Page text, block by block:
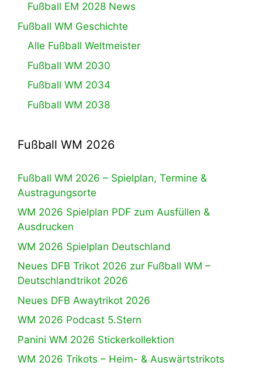
Fußball EM 2028 News
Fußball WM Geschichte
Alle Fußball Weltmeister
Fußball WM 2030
Fußball WM 2034
Fußball WM 2038
Fußball WM 2026
Fußball WM 2026 – Spielplan, Termine &
Austragungsorte
WM 2026 Spielplan PDF zum Ausfüllen &
Ausdrucken
WM 2026 Spielplan Deutschland
Neues DFB Trikot 2026 zur Fußball WM –
Deutschlandtrikot 2026
Neues DFB Awaytrikot 2026
WM 2026 Podcast 5.Stern
Panini WM 2026 Stickerkollektion
WM 2026 Trikots – Heim- & Auswärtstrikots